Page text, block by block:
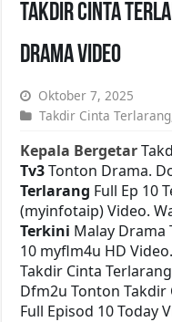
Takdir Cinta
Drama Video
Oktober 7, 2025
Takdir Cinta Terlarang
Kepala Bergetar
Tv3Tonton Drama.
Terlarang Full Ep 10
(myinfotaip) Video.
Terkini Malay Drama
10 myflm4u HD Video.
Takdir Cinta
Dfm2u Tonton Takdir
Full Episod 10 Today